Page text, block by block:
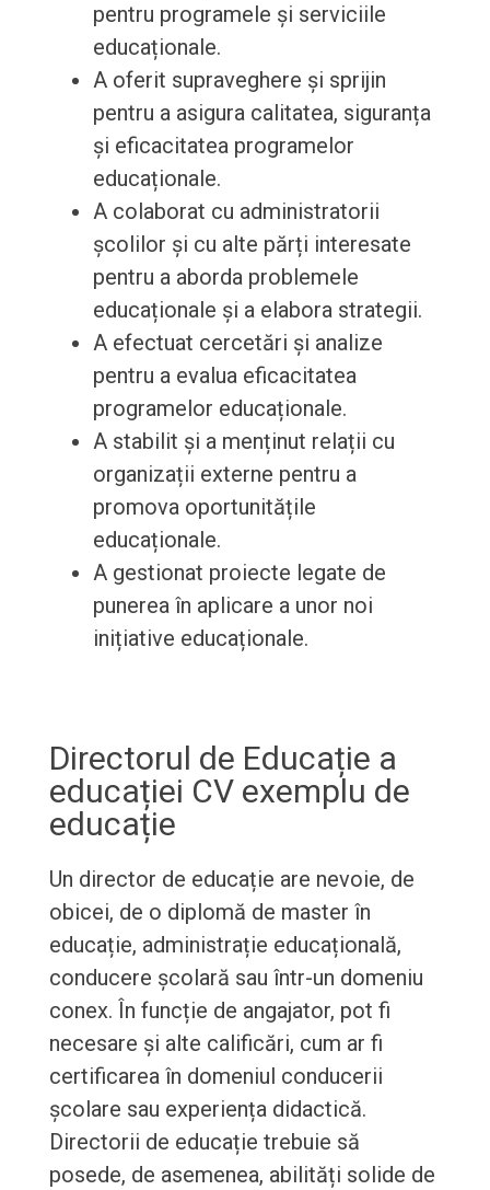
pentru programele și serviciile
educaționale.
A oferit supraveghere și sprijin
pentru a asigura calitatea, siguranța
și eficacitatea programelor
educaționale.
A colaborat cu administratorii
școlilor și cu alte părți interesate
pentru a aborda problemele
educaționale și a elabora strategii.
A efectuat cercetări și analize
pentru a evalua eficacitatea
programelor educaționale.
A stabilit și a menținut relații cu
organizații externe pentru a
promova oportunitățile
educaționale.
A gestionat proiecte legate de
punerea în aplicare a unor noi
inițiative educaționale.
Directorul de Educație a
educației CV exemplu de
educație
Un director de educație are nevoie, de
obicei, de o diplomă de master în
educație, administrație educațională,
conducere școlară sau într-un domeniu
conex. În funcție de angajator, pot fi
necesare și alte calificări, cum ar fi
certificarea în domeniul conducerii
școlare sau experiența didactică.
Directorii de educație trebuie să
posede, de asemenea, abilități solide de